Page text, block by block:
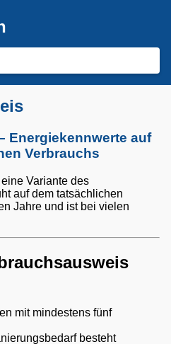
Energiekennwerte auf
Verbrauchs
Variante des
auf dem tatsächlichen
Jahre und ist bei vielen
mit mindestens fünf
besteht